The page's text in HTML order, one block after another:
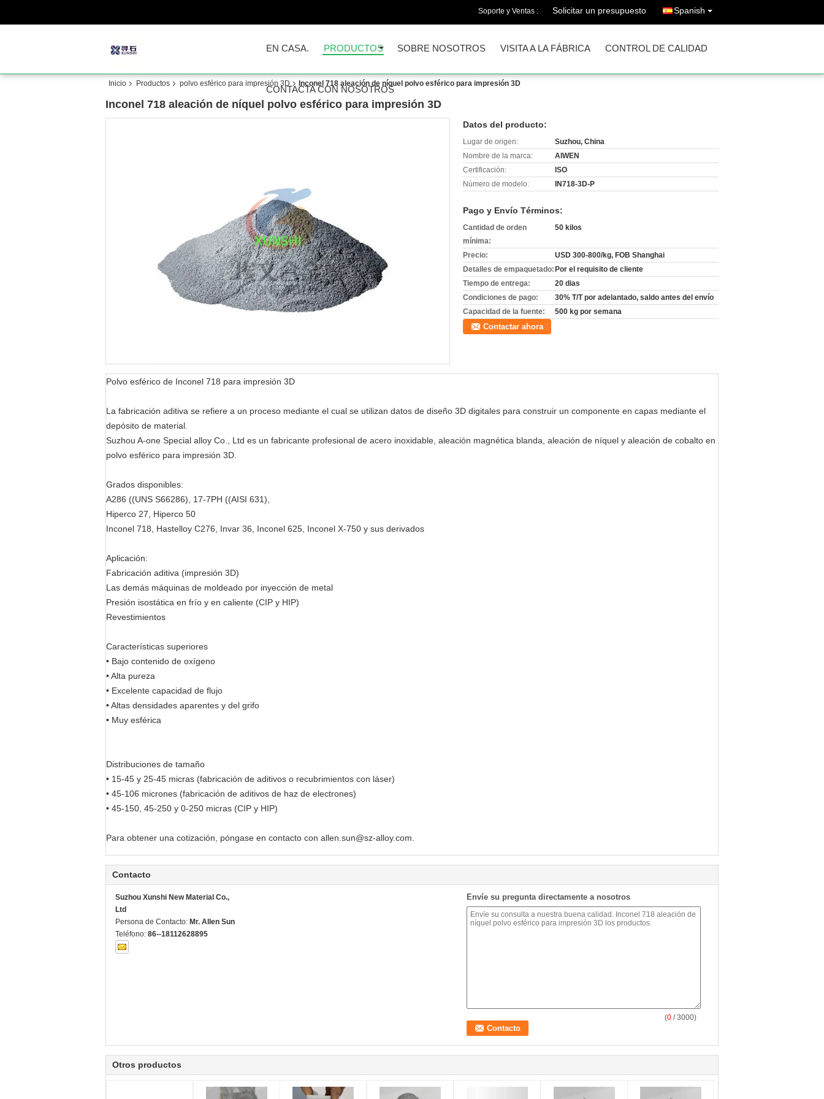
Soporte y Ventas : Solicitar un presupuesto Spanish
EN CASA. PRODUCTOS SOBRE NOSOTROS VISITA A LA FÁBRICA CONTROL DE CALIDAD
CONTACTA CON NOSOTROS
Inicio Productos polvo esférico para impresión 3D Inconel 718 aleación de níquel polvo esférico para impresión 3D
Inconel 718 aleación de níquel polvo esférico para impresión 3D
Datos del producto:
Lugar de origen:
Suzhou, China
Nombre de la marca:
AIWEN
Certificación:
ISO
Número de modelo:
IN718-3D-P
Pago y Envío Términos:
Cantidad de orden
mínima:
50 kilos
Precio:
USD 300-800/kg, FOB Shanghai
Detalles de empaquetado: Por el requisito de cliente
Tiempo de entrega:
20 dias
Condiciones de pago:
30% T/T por adelantado, saldo antes del envío
Capacidad de la fuente:
500 kg por semana
Contactar ahora
Polvo esférico de Inconel 718 para impresión 3D
La fabricación aditiva se refiere a un proceso mediante el cual se utilizan datos de diseño 3D digitales para construir un componente en capas mediante el
depósito de material.
Suzhou A-one Special alloy Co., Ltd es un fabricante profesional de acero inoxidable, aleación magnética blanda, aleación de níquel y aleación de cobalto en
polvo esférico para impresión 3D.
Grados disponibles:
A286 ((UNS S66286), 17-7PH ((AISI 631),
Hiperco 27, Hiperco 50
Inconel 718, Hastelloy C276, Invar 36, Inconel 625, Inconel X-750 y sus derivados
Aplicación:
Fabricación aditiva (impresión 3D)
Las demás máquinas de moldeado por inyección de metal
Presión isostática en frío y en caliente (CIP y HIP)
Revestimientos
Características superiores
• Bajo contenido de oxígeno
• Alta pureza
• Excelente capacidad de flujo
• Altas densidades aparentes y del grifo
• Muy esférica
Distribuciones de tamaño
• 15-45 y 25-45 micras (fabricación de aditivos o recubrimientos con láser)
• 45-106 micrones (fabricación de aditivos de haz de electrones)
• 45-150, 45-250 y 0-250 micras (CIP y HIP)
Para obtener una cotización, póngase en contacto con allen.sun@sz-alloy.com.
Contacto
Suzhou Xunshi New Material Co.,
Ltd
Persona de Contacto: Mr. Allen Sun
Teléfono: 86--18112628895
Envíe su pregunta directamente a nosotros
(0 / 3000)
Otros productos